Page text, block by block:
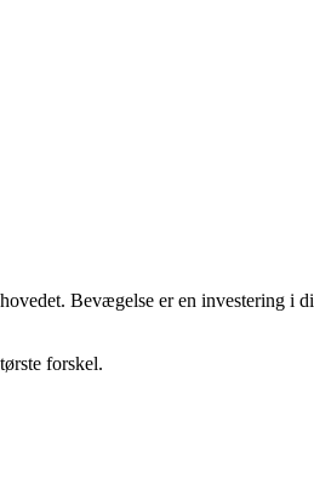
Bevægelse er en investering i
forskel.